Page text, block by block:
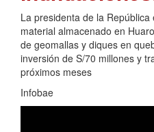
La presidenta de la
material almacenado en
de geomallas y diques en
inversión de S/70 millones y
próximos meses
Infobae